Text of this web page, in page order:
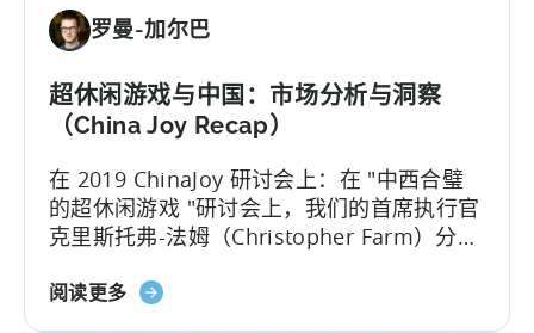
基
报
告》
罗曼-加尔巴
超休闲游戏与中国：市场分析与洞察
（China Joy Recap）
在 2019 ChinaJoy 研讨会上：在 "中西合璧
的超休闲游戏 "研讨会上，我们的首席执行官
克里斯托弗-法姆（Christopher Farm）分享
以下是此次活动的 4 个重要见解：1.中国的
阅读更多关